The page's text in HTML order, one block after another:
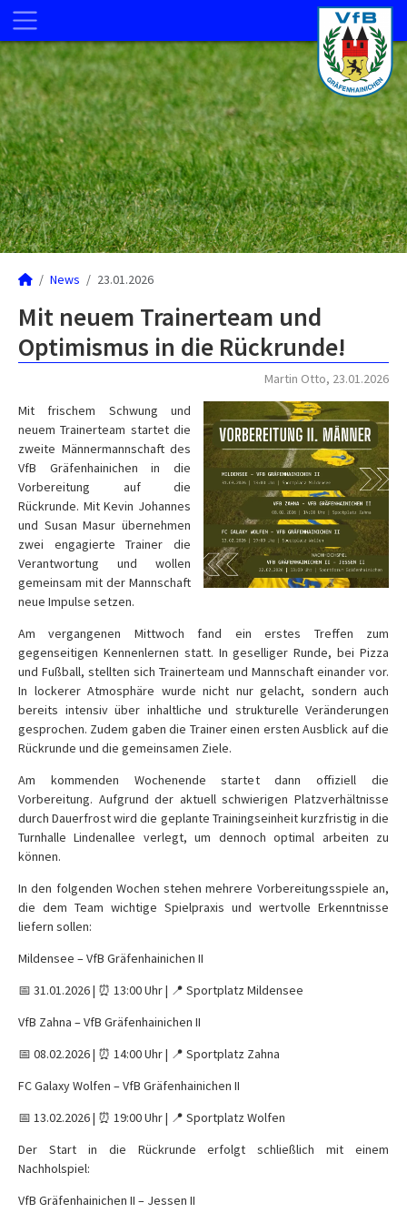
News 23.01.2026
Mit neuem Trainerteam und
Optimismus in die Rückrunde!
Martin Otto, 23.01.2026
Mit frischem Schwung und
neuem Trainerteam startet die
zweite Männermannschaft des
VfB Gräfenhainichen in die
Vorbereitung auf die
Rückrunde. Mit Kevin Johannes
und Susan Masur übernehmen
zwei engagierte Trainer die
Verantwortung und wollen
gemeinsam mit der Mannschaft
neue Impulse setzen.
Am vergangenen Mittwoch fand ein erstes Treffen zum
gegenseitigen Kennenlernen statt. In geselliger Runde, bei Pizza
und Fußball, stellten sich Trainerteam und Mannschaft einander vor.
In lockerer Atmosphäre wurde nicht nur gelacht, sondern auch
bereits intensiv über inhaltliche und strukturelle Veränderungen
gesprochen. Zudem gaben die Trainer einen ersten Ausblick auf die
Rückrunde und die gemeinsamen Ziele.
Am kommenden Wochenende startet dann offiziell die
Vorbereitung. Aufgrund der aktuell schwierigen Platzverhältnisse
durch Dauerfrost wird die geplante Trainingseinheit kurzfristig in die
Turnhalle Lindenallee verlegt, um dennoch optimal arbeiten zu
können.
In den folgenden Wochen stehen mehrere Vorbereitungsspiele an,
die dem Team wichtige Spielpraxis und wertvolle Erkenntnisse
liefern sollen:
Mildensee – VfB Gräfenhainichen II
📅 31.01.2026 | ⏰ 13:00 Uhr | 📍 Sportplatz Mildensee
VfB Zahna – VfB Gräfenhainichen II
📅 08.02.2026 | ⏰ 14:00 Uhr | 📍 Sportplatz Zahna
FC Galaxy Wolfen – VfB Gräfenhainichen II
📅 13.02.2026 | ⏰ 19:00 Uhr | 📍 Sportplatz Wolfen
Der Start in die Rückrunde erfolgt schließlich mit einem
Nachholspiel:
VfB Gräfenhainichen II – Jessen II